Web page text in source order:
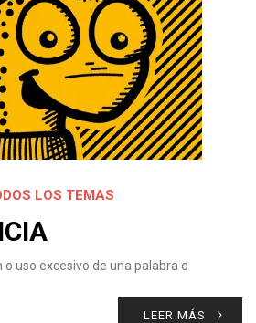
LOS TEMAS
o uso excesivo de una palabra o
LEER MÁS